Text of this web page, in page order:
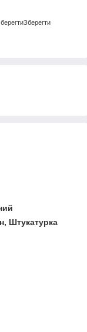
Зберегти
Штукатурка